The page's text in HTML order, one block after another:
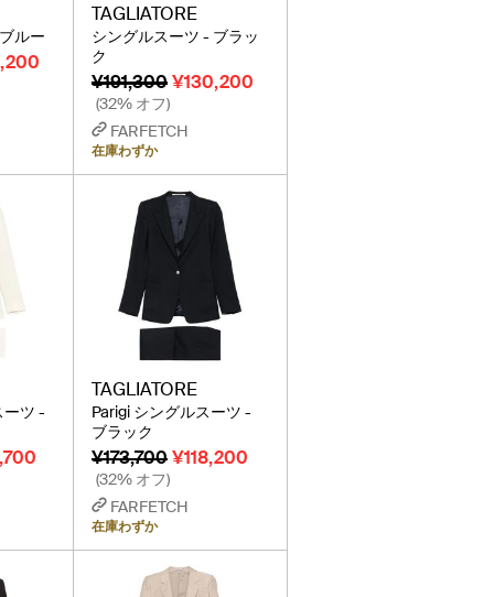
ルー
TAGLIATORE
シングルスーツ - ブラッ
ク
¥191,300¥130,200
(32% オフ)
FARFETCH
在庫わずか
ーツ -
TAGLIATORE
Parigi シングルスーツ -
ブラック
¥173,700¥118,200
(32% オフ)
FARFETCH
在庫わずか